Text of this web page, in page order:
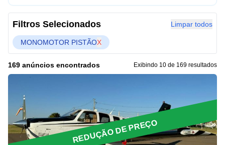
Filtros Selecionados Limpar todos
MONOMOTOR PISTÃOX
169 anúncios encontrados Exibindo 10 de 169 resultados
REDUÇÃO DE PREÇO